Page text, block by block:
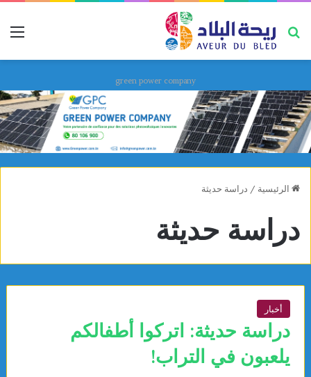
بحث عن
green power company
الرئيسية / دراسة حديثة
دراسة حديثة
أخبار
دراسة حديثة: اتركوا أطفالكم
يلعبون في التراب!